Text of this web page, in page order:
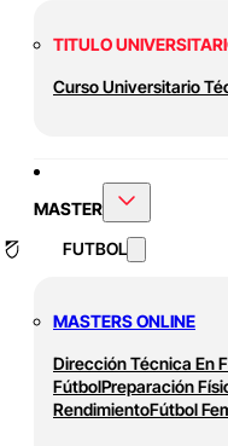
TITULO
Curso Universitario
MASTER
FUTBOL
MASTERS ONLINE
Dirección Técnica En
FútbolPreparación
RendimientoFútbol